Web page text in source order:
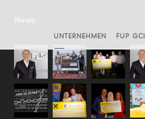
UNTERNEHMEN FUP GCI